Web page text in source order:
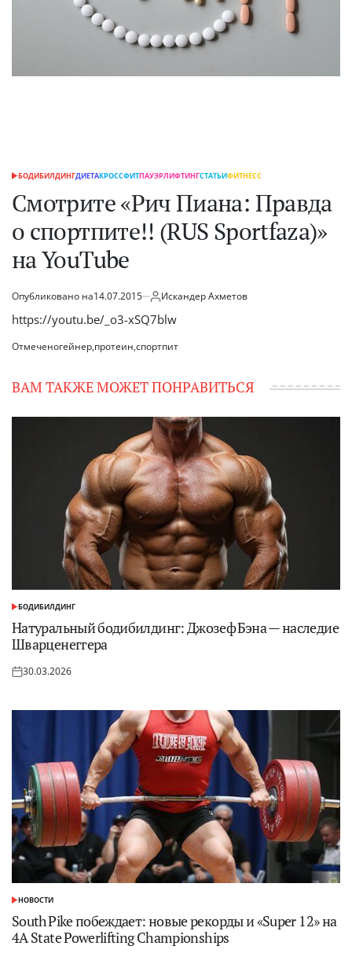
ОПУБЛИКОВАНО
БОДИБИЛДИНГДИЕТАКРОССФИТПАУЭРЛИФТИНГСТАТЬИФИТНЕСС
Смотрите «Рич Пиана: Правда
о спортпите!! (RUS Sportfaza)»
на YouTube
Опубликовано на14.07.2015 отИскандер Ахметов
https://youtu.be/_o3-xSQ7blw
Отмеченогейнер,протеин,спортпит
ВАМ ТАКЖЕ МОЖЕТ ПОНРАВИТЬСЯ
ОПУБЛИКОВАНО
В
БОДИБИЛДИНГ
Натуральный бодибилдинг: Джозеф Бэна — наследие
Шварценеггера
Опубликовано
30.03.2026
ОПУБЛИКОВАНО
В
НОВОСТИ
South Pike побеждает: новые рекорды и «Super 12» на
4A State Powerlifting Championships